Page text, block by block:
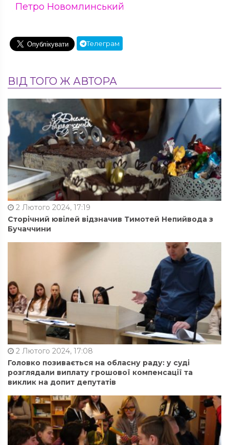
Петро Новомлинський
Телеграм
ВІД ТОГО Ж АВТОРА
2 Лютого 2024, 17:19
Сторічний ювілей відзначив Тимотей Непийвода з
Бучаччини
2 Лютого 2024, 17:08
Головко позивається на обласну раду: у суді
розглядали виплату грошової компенсації та
виклик на допит депутатів